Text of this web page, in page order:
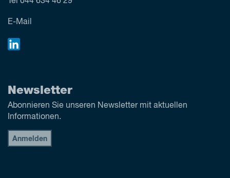
E-Mail
Newsletter
Abonnieren Sie unseren Newsletter mit aktuellen
Informationen.
Anmelden